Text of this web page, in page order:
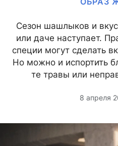
Сезон шашлыков и
или даче наступает.
специи могут сделать
Но можно и испортить
те травы или
8 апреля